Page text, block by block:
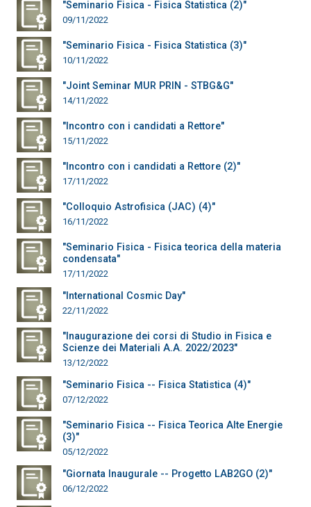
"Seminario Fisica - Fisica Statistica (2)"
09/11/2022
"Seminario Fisica - Fisica Statistica (3)"
10/11/2022
"Joint Seminar MUR PRIN - STBG&G"
14/11/2022
"Incontro con i candidati a Rettore"
15/11/2022
"Incontro con i candidati a Rettore (2)"
17/11/2022
"Colloquio Astrofisica (JAC) (4)"
16/11/2022
"Seminario Fisica - Fisica teorica della materia
condensata"
17/11/2022
"International Cosmic Day"
22/11/2022
"Inaugurazione dei corsi di Studio in Fisica e
Scienze dei Materiali A.A. 2022/2023"
13/12/2022
"Seminario Fisica -- Fisica Statistica (4)"
07/12/2022
"Seminario Fisica -- Fisica Teorica Alte Energie
(3)"
05/12/2022
"Giornata Inaugurale -- Progetto LAB2GO (2)"
06/12/2022